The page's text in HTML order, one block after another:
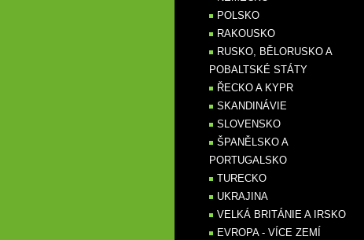
POLSKO
RAKOUSKO
RUSKO, BĚLORUSKO A
POBALTSKÉ STÁTY
ŘECKO A KYPR
SKANDINÁVIE
SLOVENSKO
ŠPANĚLSKO A
PORTUGALSKO
TURECKO
UKRAJINA
VELKÁ BRITÁNIE A IRSKO
EVROPA - VÍCE ZEMÍ